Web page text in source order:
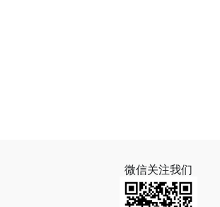
微信关注我们